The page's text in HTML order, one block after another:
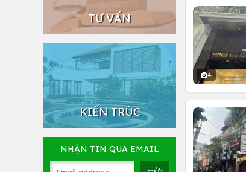
TƯ VẤN
KIẾN TRÚC
NHẬN TIN QUA EMAIL
4